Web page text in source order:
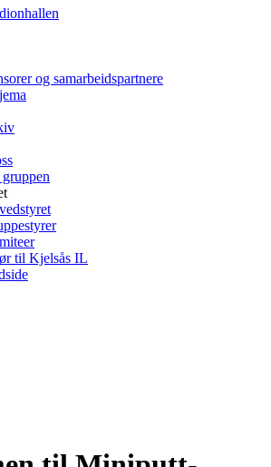
og samarbeidspartnere
til Kjelsås IL